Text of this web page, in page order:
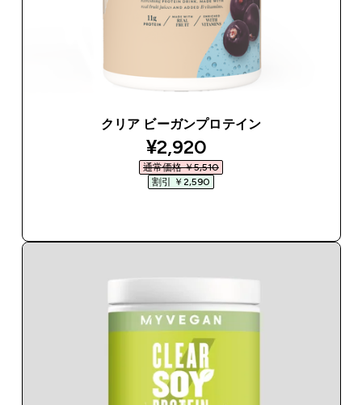
クリア ビーガンプロテイン
discounted price
¥2,920‎
通常価格 ￥5,510‎
割引 ￥2,590‎